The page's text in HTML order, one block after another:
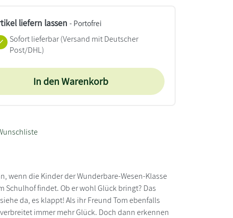
liefern lassen - Portofrei
Sofort lieferbar(Versand mit Deutscher
Post/DHL)
In den Warenkorb
wenn die Kinder der Wunderbare-Wesen-Klasse
Schulhof findet. Ob er wohl Glück bringt? Das
da, es klappt! Als ihr Freund Tom ebenfalls
immer mehr Glück. Doch dann erkennen